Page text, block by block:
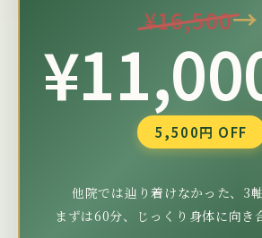
¥16,500→
5,500円 OFF
他院では辿り着けなかった、3軸
まずは60分、じっくり身体に向き